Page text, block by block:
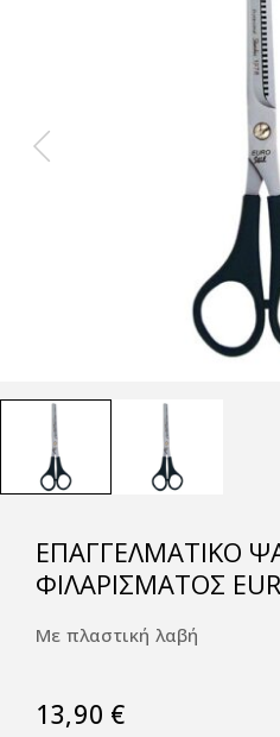
ΕΠΑΓΓΕΛΜΑΤΙΚΌ
ΦΙΛΑΡΊΣΜΑΤΟΣ
Με πλαστική λαβή
13,90 €